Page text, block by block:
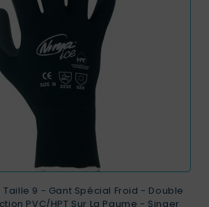
Taille 9 - Gant Spécial Froid - Double
PVC/HPT Sur La Paume - Singer